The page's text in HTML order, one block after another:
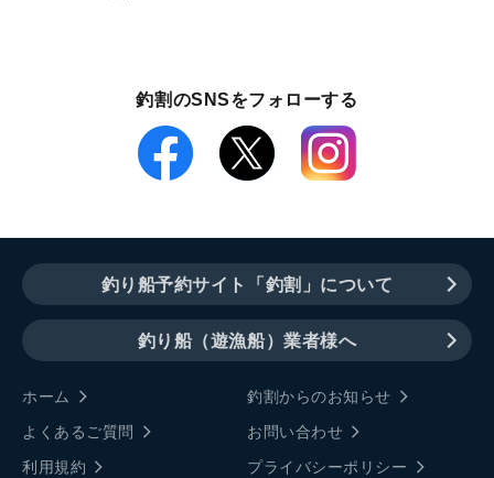
釣割のSNSをフォローする
釣り船予約サイト「釣割」について
釣り船（遊漁船）業者様へ
ホーム
釣割からのお知らせ
よくあるご質問
お問い合わせ
利用規約
プライバシーポリシー